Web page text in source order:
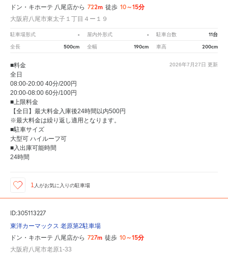
ドン・キホーテ 八尾店から 722m 徒歩 10～15分
大阪府八尾市東太子１丁目４ー１９
駐車場形式 - 屋内外形式 - 駐車台数 11台
全長 500cm 全幅 190cm 車高 200cm
2026年7月27日 更新
■料金
全日
08:00-20:00 40分/200円
20:00-08:00 60分/100円
■上限料金
【全日】最大料金入庫後24時間以内500円
※最大料金は繰り返し適用となります。
■駐車サイズ
大型可 ハイルーフ可
■入出庫可能時間
24時間
1 人がお気に入りの駐車場
ID:305113227
東洋カーマックス 老原第2駐車場
ドン・キホーテ 八尾店から 727m 徒歩 10～15分
大阪府八尾市老原1-33